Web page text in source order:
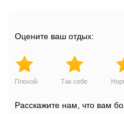
Оцените ваш отдых:
Плохой Так себе
Расскажите нам, что вам